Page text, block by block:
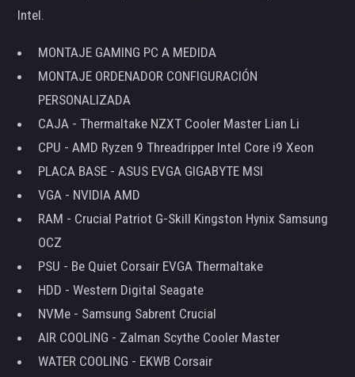
Intel.
MONTAJE GAMING PC A MEDIDA
MONTAJE ORDENADOR CONFIGURACIÓN
PERSONALIZADA
CAJA - Thermaltake NZXT Cooler Master Lian Li
CPU - AMD Ryzen 9 Threadripper Intel Core i9 Xeon
PLACA BASE - ASUS EVGA GIGABYTE MSI
VGA - NVIDIA AMD
RAM - Crucial Patriot G-Skill Kingston Hynix Samsung
OCZ
PSU - Be Quiet Corsair EVGA Thermaltake
HDD - Western Digital Seagate
NVMe - Samsung Sabrent Crucial
AIR COOLING - Zalman Scythe Cooler Master
WATER COOLING - EKWB Corsair